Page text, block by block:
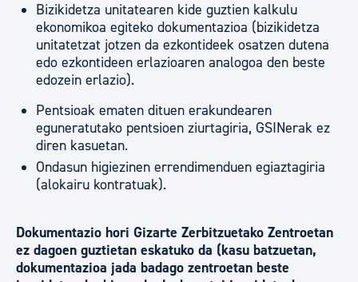
Bizikidetza unitatearen kide guztien kalkulu
ekonomikoa egiteko dokumentazioa (bizikidetza
unitatetzat jotzen da ezkontideek osatzen dutena
edo ezkontideen erlazioaren analogoa den beste
edozein erlazio).
Pentsioak ematen dituen erakundearen
eguneratutako pentsioen ziurtagiria, GSINerak ez
diren kasuetan.
Ondasun higiezinen errendimenduen egiaztagiria
(alokairu kontratuak).
Dokumentazio hori Gizarte Zerbitzuetako Zentroetan
ez dagoen guztietan eskatuko da (kasu batzuetan,
dokumentazioa jada badago zentroetan beste